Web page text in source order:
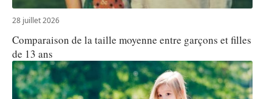
28 juillet 2026
Comparaison de la taille moyenne entre garçons et filles
de 13 ans